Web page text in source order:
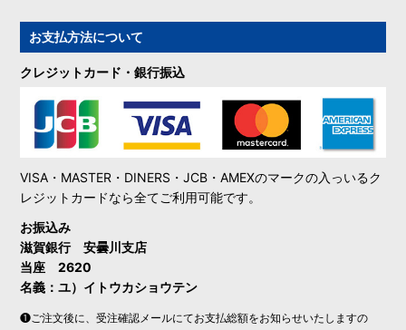
お支払方法について
クレジットカード・銀行振込
VISA・MASTER・DINERS・JCB・AMEXのマークの入っいるク
レジットカードなら全てご利用可能です。
お振込み
滋賀銀行 安曇川支店
当座 2620
名義：ユ）イトウカショウテン
❶ご注文後に、受注確認メールにてお支払総額をお知らせいたしますの